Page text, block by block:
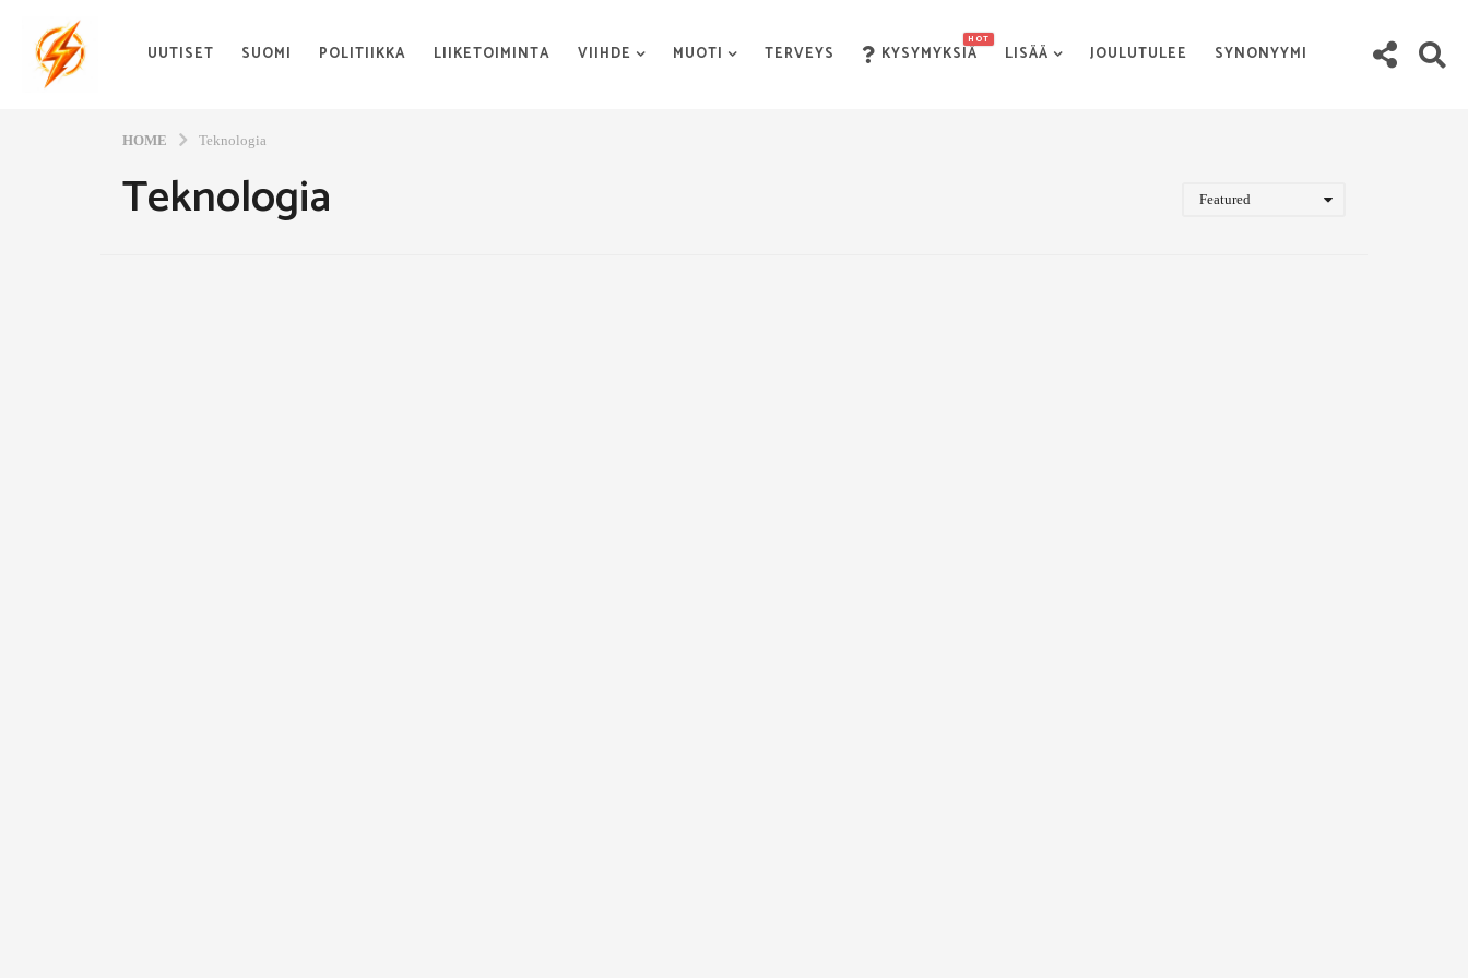
UUTISET SUOMI POLITIIKKA LIIKETOIMINTA VIIHDE MUOTI TERVEYS KYSYMYKSIÄ
HOT
LISÄÄ JOULUTULEE SYNONYYMI
HOME Teknologia
Teknologia Featured